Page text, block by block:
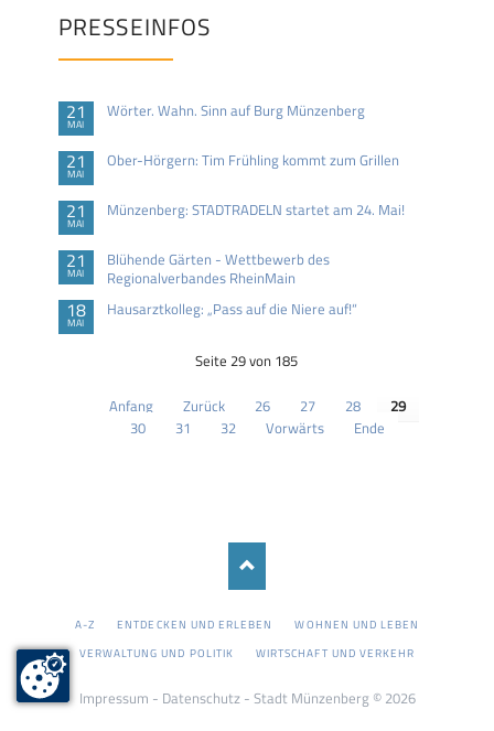
PRESSEINFOS
21
MAI
Wörter. Wahn. Sinn auf Burg Münzenberg
21
MAI
Ober-Hörgern: Tim Frühling kommt zum Grillen
21
MAI
Münzenberg: STADTRADELN startet am 24. Mai!
21
MAI
Blühende Gärten - Wettbewerb des
Regionalverbandes RheinMain
18
MAI
Hausarztkolleg: „Pass auf die Niere auf!“
Seite 29 von 185
Anfang Zurück 26 27 28
29
30
31 32 Vorwärts Ende
NAVIGATION
A-Z ENTDECKEN UND ERLEBEN
WOHNEN UND LEBEN
VERWALTUNG UND POLITIK
WIRTSCHAFT UND VERKEHR
Impressum - Datenschutz- Stadt Münzenberg © 2026